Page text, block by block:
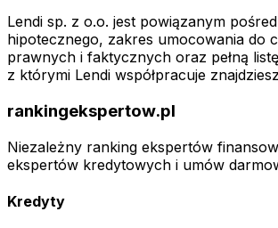
Lendi sp. z o.o. jest powiązanym
hipotecznego, zakres umocowania do
prawnych i faktycznych oraz pełną
z którymi Lendi współpracuje
rankingekspertow.pl
Niezależny ranking ekspertów
ekspertów kredytowych i umów
Kredyty